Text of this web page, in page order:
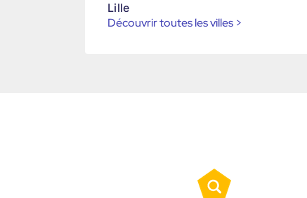
Lille
Découvrir toutes les villes >